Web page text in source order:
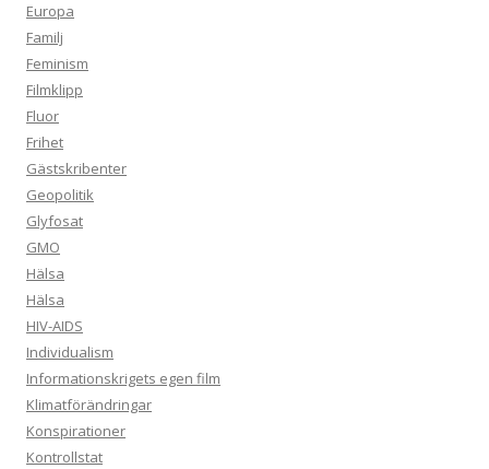
Europa
Familj
Feminism
Filmklipp
Fluor
Frihet
Gästskribenter
Geopolitik
Glyfosat
GMO
Hälsa
Hälsa
HIV-AIDS
Individualism
Informationskrigets egen film
Klimatförändringar
Konspirationer
Kontrollstat